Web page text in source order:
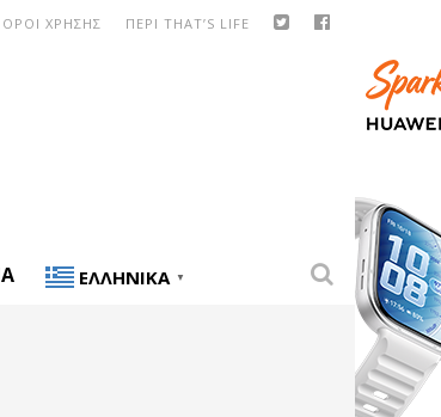
ΠΕΡΙ THAT’S LIFE
ΟΡΟΙ ΧΡΗΣΗΣ
ΕΛΛΗΝΙΚΆ ▼